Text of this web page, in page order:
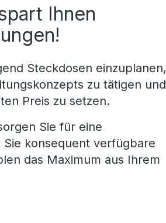
Ihnen
Steckdosen einzuplanen,
zu tätigen und
Preis zu setzen.
Sie für eine
konsequent verfügbare
das Maximum aus Ihrem